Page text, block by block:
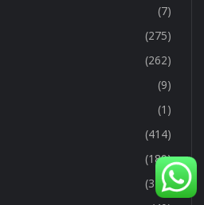
(7)
(275)
(262)
(9)
(1)
(414)
(189)
(376)